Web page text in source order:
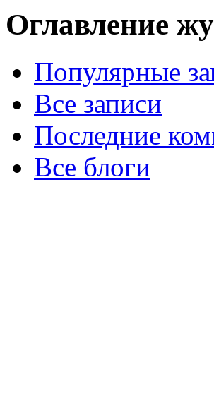
Оглавление
Популярные
Все записи
Последние
Все блоги